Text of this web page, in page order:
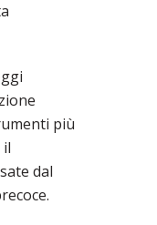
più
dal